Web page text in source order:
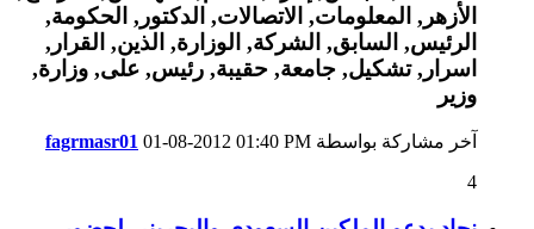
آخر مشاركة بواسطة fagrmasr01 01-08-2012 01:40 PM
4